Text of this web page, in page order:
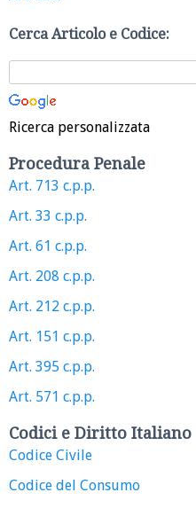
Cerca Articolo e Codice:
Ricerca personalizzata
Procedura Penale
Art. 713 c.p.p.
Art. 33 c.p.p.
Art. 61 c.p.p.
Art. 208 c.p.p.
Art. 212 c.p.p.
Art. 151 c.p.p.
Art. 395 c.p.p.
Art. 571 c.p.p.
Codici e Diritto Italiano
Codice Civile
Codice del Consumo